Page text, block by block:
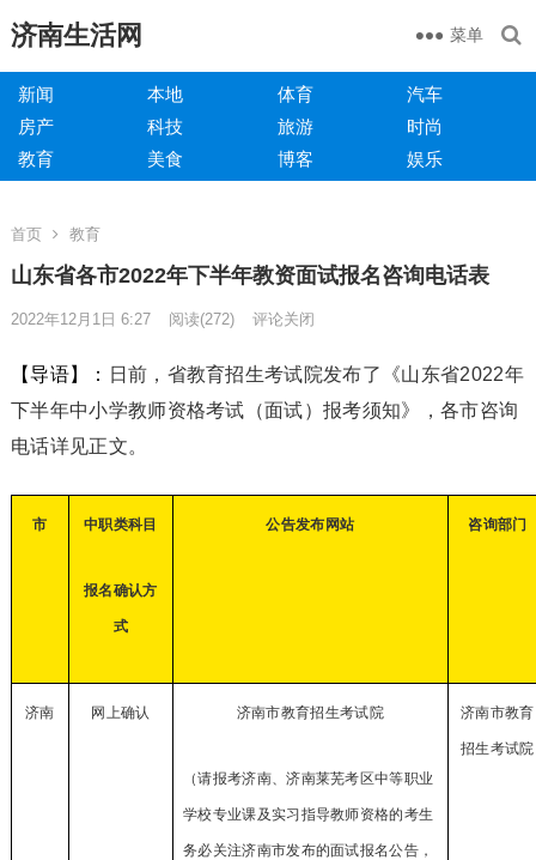
济南生活网 菜单
新闻 本地 体育
汽车
房产
科技 旅游
时尚
教育
美食 博客 娱乐
首页 教育
山东省各市2022年下半年教资面试报名咨询电话表
2022年12月1日 6:27 阅读(272) 评论关闭
【导语】：
日前，省教育招生考试院发布了《山东省2022年
下半年中小学教师资格考试（面试）报考须知》，各市咨询
电话详见正文。
市 中职类科目
报名确认方
式
公告发布网站 咨询部门
济南 网上确认 济南市教育招生考试院
（请报考济南、济南莱芜考区中等职业
学校专业课及实习指导教师资格的考生
务必关注济南市发布的面试报名公告，
济南市教育
招生考试院